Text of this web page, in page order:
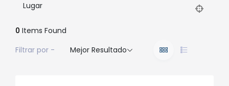
Lugar
0 Items Found
Filtrar por -
Mejor Resultado